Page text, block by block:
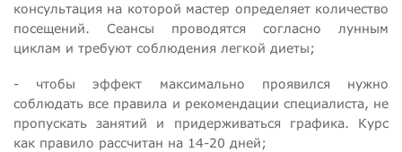
консультация на которой мастер определяет количество
посещений. Сеансы проводятся согласно лунным
циклам и требуют соблюдения легкой диеты;
- чтобы эффект максимально проявился нужно
соблюдать все правила и рекомендации специалиста, не
пропускать занятий и придерживаться графика. Курс
как правило рассчитан на 14-20 дней;